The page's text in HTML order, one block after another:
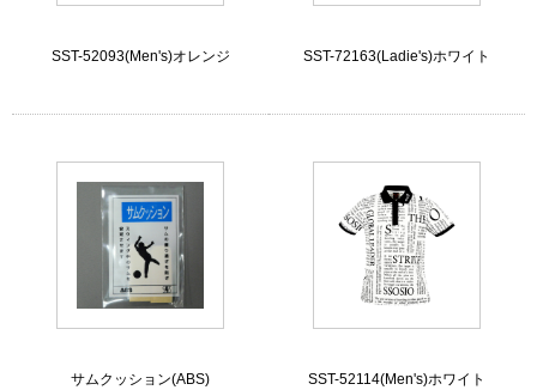
SST-52093(Men's)オレンジ SST-72163(Ladie's)ホワイト
サムクッション(ABS) SST-52114(Men's)ホワイト